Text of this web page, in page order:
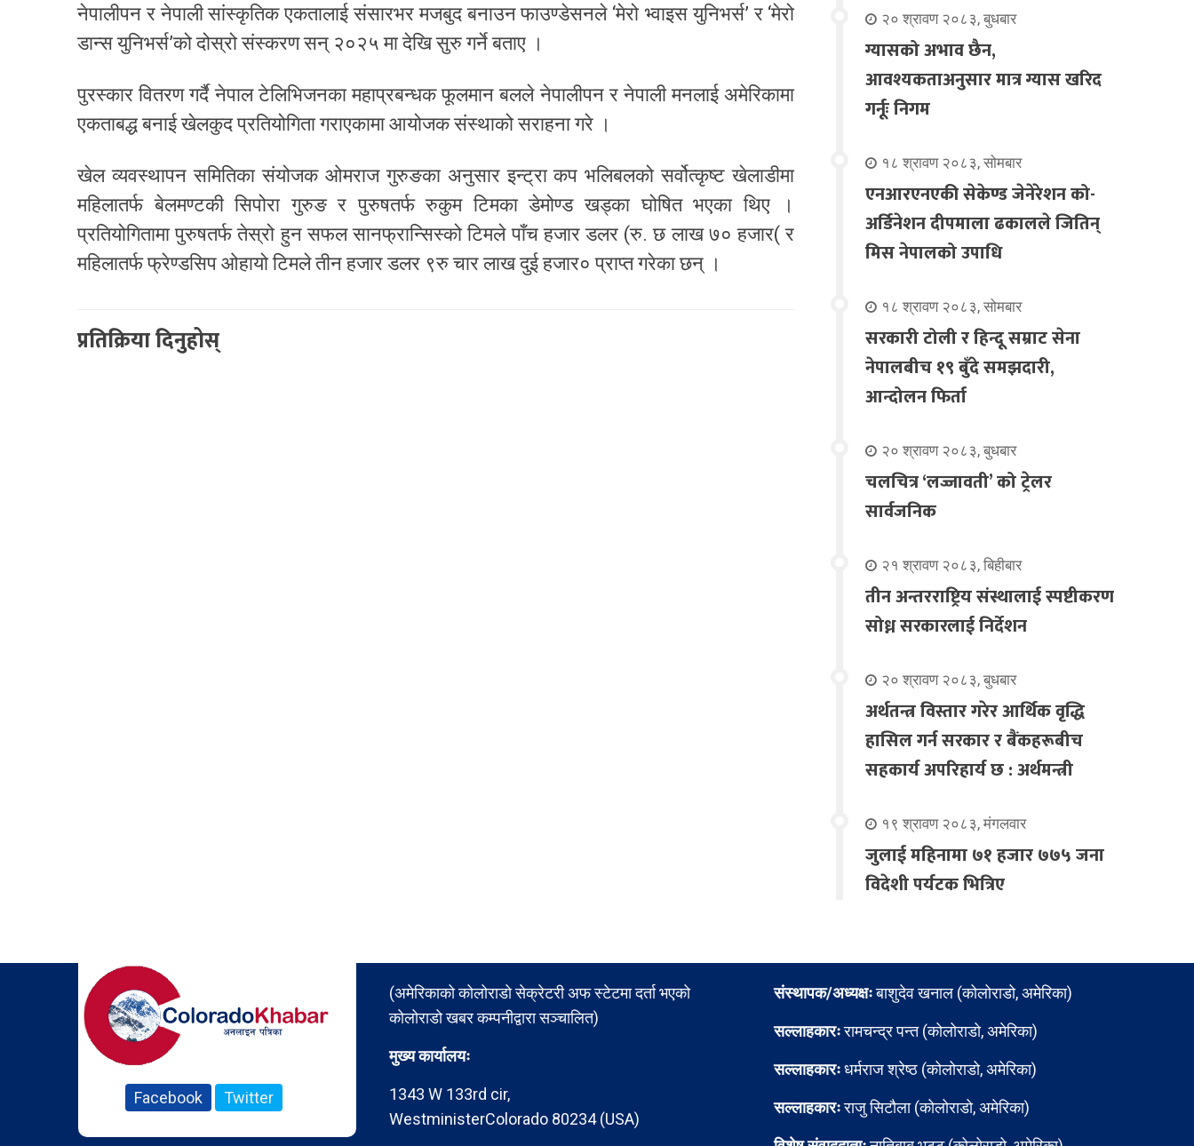
नेपालीपन र नेपाली सांस्कृतिक एकतालाई संसारभर मजबुद बनाउन फाउण्डेसनले ‘मेरो भ्वाइस युनिभर्स’ र ‘मेरो
डान्स युनिभर्स’को दोस्रो संस्करण सन् २०२५ मा देखि सुरु गर्ने बताए ।
पुरस्कार वितरण गर्दै नेपाल टेलिभिजनका महाप्रबन्धक फूलमान बलले नेपालीपन र नेपाली मनलाई अमेरिकामा
एकताबद्ध बनाई खेलकुद प्रतियोगिता गराएकामा आयोजक संस्थाको सराहना गरे ।
खेल व्यवस्थापन समितिका संयोजक ओमराज गुरुङका अनुसार इन्ट्रा कप भलिबलको सर्वोत्कृष्ट खेलाडीमा
महिलातर्फ बेलमण्टकी सिपोरा गुरुङ र पुरुषतर्फ रुकुम टिमका डेमोण्ड खड्का घोषित भएका थिए ।
प्रतियोगितामा पुरुषतर्फ तेस्रो हुन सफल सानफ्रान्सिस्को टिमले पाँच हजार डलर (रु. छ लाख ७० हजार( र
महिलातर्फ फ्रेण्डसिप ओहायो टिमले तीन हजार डलर ९रु चार लाख दुई हजार० प्राप्त गरेका छन् ।
प्रतिक्रिया दिनुहोस्
२० श्रावण २०८३, बुधबार
ग्यासको अभाव छैन,
आवश्यकताअनुसार मात्र ग्यास खरिद
गर्नूः निगम
१८ श्रावण २०८३, सोमबार
एनआरएनएकी सेकेण्ड जेनेरेशन को-
अर्डिनेशन दीपमाला ढकालले जितिन्
मिस नेपालको उपाधि
१८ श्रावण २०८३, सोमबार
सरकारी टोली र हिन्दू सम्राट सेना
नेपालबीच १९ बुँदे समझदारी,
आन्दोलन फिर्ता
२० श्रावण २०८३, बुधबार
चलचित्र ‘लज्जावती’ को ट्रेलर
सार्वजनिक
२१ श्रावण २०८३, बिहीबार
तीन अन्तरराष्ट्रिय संस्थालाई स्पष्टीकरण
सोध्न सरकारलाई निर्देशन
२० श्रावण २०८३, बुधबार
अर्थतन्त्र विस्तार गरेर आर्थिक वृद्धि
हासिल गर्न सरकार र बैंकहरूबीच
सहकार्य अपरिहार्य छ : अर्थमन्त्री
१९ श्रावण २०८३, मंगलवार
जुलाई महिनामा ७१ हजार ७७५ जना
विदेशी पर्यटक भित्रिए
Facebook Twitter
(अमेरिकाको कोलोराडो सेक्रेटरी अफ स्टेटमा दर्ता भएको
कोलोराडो खबर कम्पनीद्वारा सञ्चालित)
मुख्य कार्यालयः
1343 W 133rd cir,
WestministerColorado 80234 (USA)
संस्थापक/अध्यक्षःबाशुदेव खनाल (कोलोराडो, अमेरिका)
सल्लाहकारःरामचन्द्र पन्त (कोलोराडो, अमेरिका)
सल्लाहकारःधर्मराज श्रेष्ठ (कोलोराडो, अमेरिका)
सल्लाहकारःराजु सिटौला (कोलोराडो, अमेरिका)